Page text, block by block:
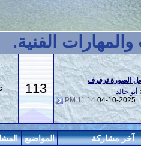
113
406
المواضيع المشاركات المراقبين